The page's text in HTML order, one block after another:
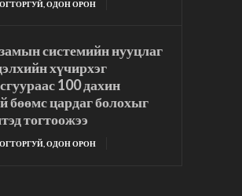
ОДОН ОРОН
системийн нууцлаг
хүчирхэг
100 дахин
бөөмс цардаг болохыг
тогтоожээ
ОДОН ОРОН